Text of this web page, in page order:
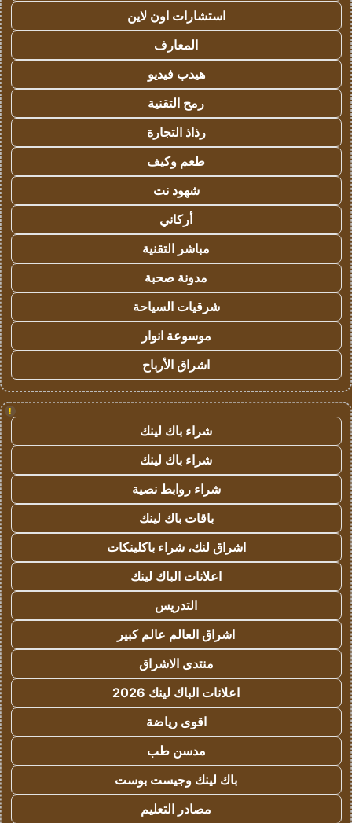
استشارات اون لاين
المعارف
هيدب فيديو
رمح التقنية
رذاذ التجارة
طعم وكيف
شهود نت
أركاني
مباشر التقنية
مدونة صحبة
شرقيات السياحة
موسوعة انوار
اشراق الأرباح
!
شراء باك لينك
شراء باك لينك
شراء روابط نصية
باقات باك لينك
اشراق لنك، شراء باكلينكات
اعلانات الباك لينك
التدريس
اشراق العالم عالم كبير
منتدى الاشراق
اعلانات الباك لينك 2026
اقوى رياضة
مدسن طب
باك لينك وجيست بوست
مصادر التعليم